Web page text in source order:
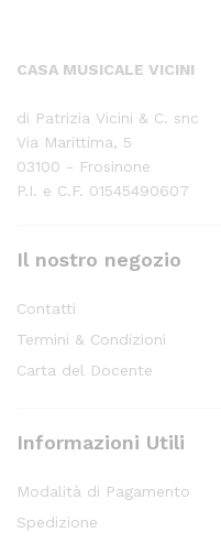
CASA MUSICALE VICINI
di Patrizia Vicini & C. snc
Via Marittima, 5
03100 - Frosinone
P.I. e C.F. 01545490607
Il nostro negozio
Contatti
Termini & Condizioni
Carta del Docente
Informazioni Utili
Modalità di Pagamento
Spedizione